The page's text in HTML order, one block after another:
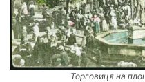
Торговиця на